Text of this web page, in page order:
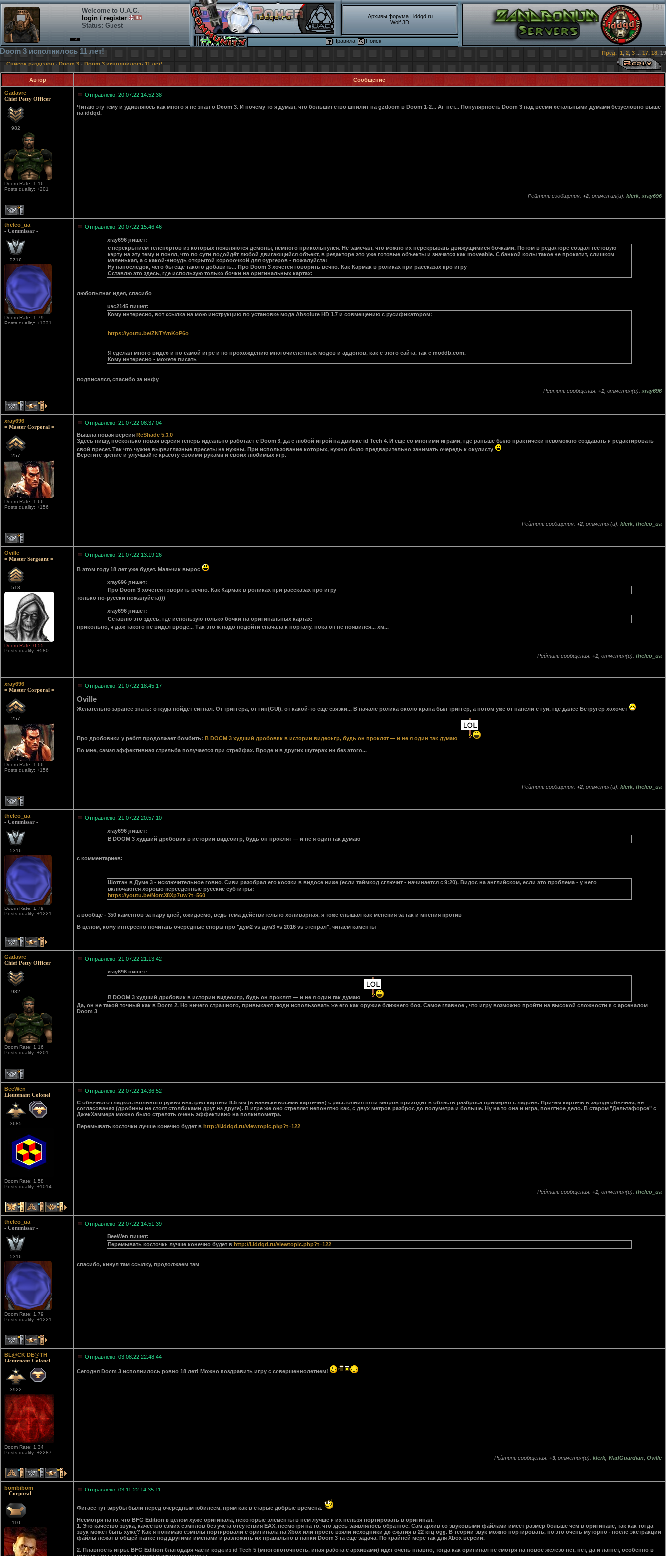
Welcome to U.A.C.
login / register
Status: Guest
Архивы форума| iddqd.ru
Wolf 3D
Правила Поиск
18+
Doom 3 исполнилось 11 лет! Пред. 1,2, 3 ...17, 18,19
Список разделов - Doom 3 - Doom 3 исполнилось 11 лет!
Автор Сообщение
Gadavre
Chief Petty Officer
982
Doom Rate: 1.16
Posts quality: +201
Отправлено: 20.07.22 14:52:38
Читаю эту тему и удивляюсь как много я не знал о Doom 3. И почему то я думал, что большинство шпилит на gzdoom в Doom 1-2... Ан нет... Популярность Doom 3 над всеми остальными думами безусловно выше
на iddqd.
Рейтинг сообщения: +2 , отметил(и): klerk, xray696
1
theleo_ua
- Commissar -
5316
Doom Rate: 1.79
Posts quality: +1221
Отправлено: 20.07.22 15:46:46
xray696 пишет:
с перекрытием телепортов из которых появляются демоны, немного прикольнулся. Не замечал, что можно их перекрывать движущимися бочками. Потом в редакторе создал тестовую
карту на эту тему и понял, что по сути подойдёт любой двигающийся объект, в редакторе это уже готовые объекты и значатся как moveable. С банкой колы такое не прокатит, слишком
маленькая, а с какой-нибудь открытой коробочкой для бургеров - пожалуйста!
Ну напоследок, чего бы еще такого добавить... Про Doom 3 хочется говорить вечно. Как Кармак в роликах при рассказах про игру
Оставлю это здесь, где использую только бочки на оригинальных картах:
любопытная идея, спасибо
uac2145 пишет:
Кому интересно, вот ссылка на мою инструкцию по установке мода Absolute HD 1.7 и совмещению с русификатором:
https://youtu.be/ZNTYvnKoP6o
Я сделал много видео и по самой игре и по прохождению многочисленных модов и аддонов, как с этого сайта, так с moddb.com.
Кому интересно - можете писать
подписался, спасибо за инфу
Рейтинг сообщения: +1 , отметил(и): xray696
4 1
xray696
= Master Corporal =
257
Doom Rate: 1.66
Posts quality: +156
Отправлено: 21.07.22 08:37:04
Вышла новая версия ReShade 5.3.0
Здесь пишу, посколько новая версия теперь идеально работает с Doom 3, да с любой игрой на движке id Tech 4. И еще со многими играми, где раньше было практичеки невоможно создавать и редактировать
свой пресет. Так что чужие вырвиглазные пресеты не нужны. При использование которых, нужно было предварительно занимать очередь к окулисту
Берегите зрение и улучшайте красоту своими руками и своих любимых игр.
Рейтинг сообщения: +2 , отметил(и): klerk, theleo_ua
2
Oville
= Master Sergeant =
518
Doom Rate: 0.55
Posts quality: +580
Отправлено: 21.07.22 13:19:26
В этом году 18 лет уже будет. Мальчик вырос
xray696 пишет:
Про Doom 3 хочется говорить вечно. Как Кармак в роликах при рассказах про игру
только по-русски пожалуйста)))
xray696 пишет:
Оставлю это здесь, где использую только бочки на оригинальных картах:
прикольно, я даж такого не видел вроде... Так это ж надо подойти сначала к порталу, пока он не появился... хм...
Рейтинг сообщения: +1 , отметил(и): theleo_ua
xray696
= Master Corporal =
257
Doom Rate: 1.66
Posts quality: +156
Отправлено: 21.07.22 18:45:17
Oville
Желательно заранее знать: откуда пойдёт сигнал. От триггера, от гип(GUI), от какой-то еще связки... В начале ролика около крана был триггер, а потом уже от панели с гуи, где далее Бетругер хохочет
Про дробовики у ребят продолжает бомбить: В DOOM 3 худший дробовик в истории видеоигр, будь он проклят — и не я один так думаю
По мне, самая эффективная стрельба получается при стрейфах. Вроде и в других шутерах ни без этого...
Рейтинг сообщения: +2 , отметил(и): klerk, theleo_ua
2
theleo_ua
- Commissar -
5316
Doom Rate: 1.79
Posts quality: +1221
Отправлено: 21.07.22 20:57:10
xray696 пишет:
В DOOM 3 худший дробовик в истории видеоигр, будь он проклят — и не я один так думаю
с комментариев:
Шотган в Думе 3 - исключительное говно. Сиви разобрал его косяки в видосе ниже (если таймкод сглючит - начинается с 9:20). Видос на английском, если это проблема - у него
включаются хорошо перееденные русские субтитры:
https://youtu.be/NorcX8Xp7uw?t=560
а вообще - 350 каментов за пару дней, ожидаемо, ведь тема действительно холиварная, я тоже слышал как менения за так и мнения против
В целом, кому интересно почитать очередные споры про "дум2 vs дум3 vs 2016 vs этенрал", читаем каменты
4 1
Gadavre
Chief Petty Officer
982
Doom Rate: 1.16
Posts quality: +201
Отправлено: 21.07.22 21:13:42
xray696 пишет:
В DOOM 3 худший дробовик в истории видеоигр, будь он проклят — и не я один так думаю
Да, он не такой точный как в Doom 2. Но ничего страшного, привыкают люди использовать же его как оружие ближнего боя. Самое главное , что игру возможно пройти на высокой сложности и с арсеналом
Doom 3
1
BeeWen
Lieutenant Colonel
3685
Doom Rate: 1.58
Posts quality: +1014
Отправлено: 22.07.22 14:36:52
С обычного гладкоствольного ружья выстрел картечи 8.5 мм (в навеске восемь картечин) с расстояния пяти метров приходит в область разброса примерно с ладонь. Причём картечь в заряде обычная, не
согласованая (дробины не стоят столбиками друг на друге). В игре же оно стреляет непонятно как, с двух метров разброс до полуметра и больше. Ну на то она и игра, понятное дело. В старом "Дельтафорсе" с
ДжекХаммера можно было стрелять очень эффективно на полкилометра.
Перемывать косточки лучше конечно будет в http://i.iddqd.ru/viewtopic.php?t=122
Рейтинг сообщения: +1 , отметил(и): theleo_ua
1 1 1
theleo_ua
- Commissar -
5316
Doom Rate: 1.79
Posts quality: +1221
Отправлено: 22.07.22 14:51:39
BeeWen пишет:
Перемывать косточки лучше конечно будет в http://i.iddqd.ru/viewtopic.php?t=122
спасибо, кинул там ссылку, продолжаем там
4 1
BL@CK DE@TH
Lieutenant Colonel
3922
Doom Rate: 1.34
Posts quality: +2287
Отправлено: 03.08.22 22:48:44
Сегодня Doom 3 исполнилось ровно 18 лет! Можно поздравить игру с совершеннолетием!
Рейтинг сообщения: +3 , отметил(и): klerk, VladGuardian, Oville
1 2 1
bombibom
= Corporal =
110
Отправлено: 03.11.22 14:35:11
Фигасе тут зарубы были перед очередным юбилеем, прям как в старые добрые времена.
Несмотря на то, что BFG Edition в целом хуже оригинала, некоторые элементы в нём лучше и их нельзя портировать в оригинал.
1. Это качество звука, качество самих сэмплов без учёта отсутствия EAX, несмотря на то, что здесь заявлялось обратное. Сам архив со звуковыми файлами имеет размер больше чем в оригинале, так как тогда
звук может быть хуже? Как я понимаю сэмплы портировали с оригинала на Xbox или просто взяли исходники до сжатия в 22 кгц ogg. В теории звук можно портировать, но это очень муторно - после экстракции
файлы лежат в общей папке под другими именами и разложить их правильно в папки Doom 3 та ещё задача. По крайней мере так для Xbox версии.
2. Плавность игры. BFG Edition благодаря части кода из id Tech 5 (многопоточность, иная работа с архивами) идёт очень плавно, тогда как оригинал не смотря на новое железо нет, нет, да и лагнет, особенно в